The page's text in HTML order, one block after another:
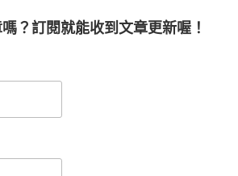
？訂閱就能收到文章更新喔！